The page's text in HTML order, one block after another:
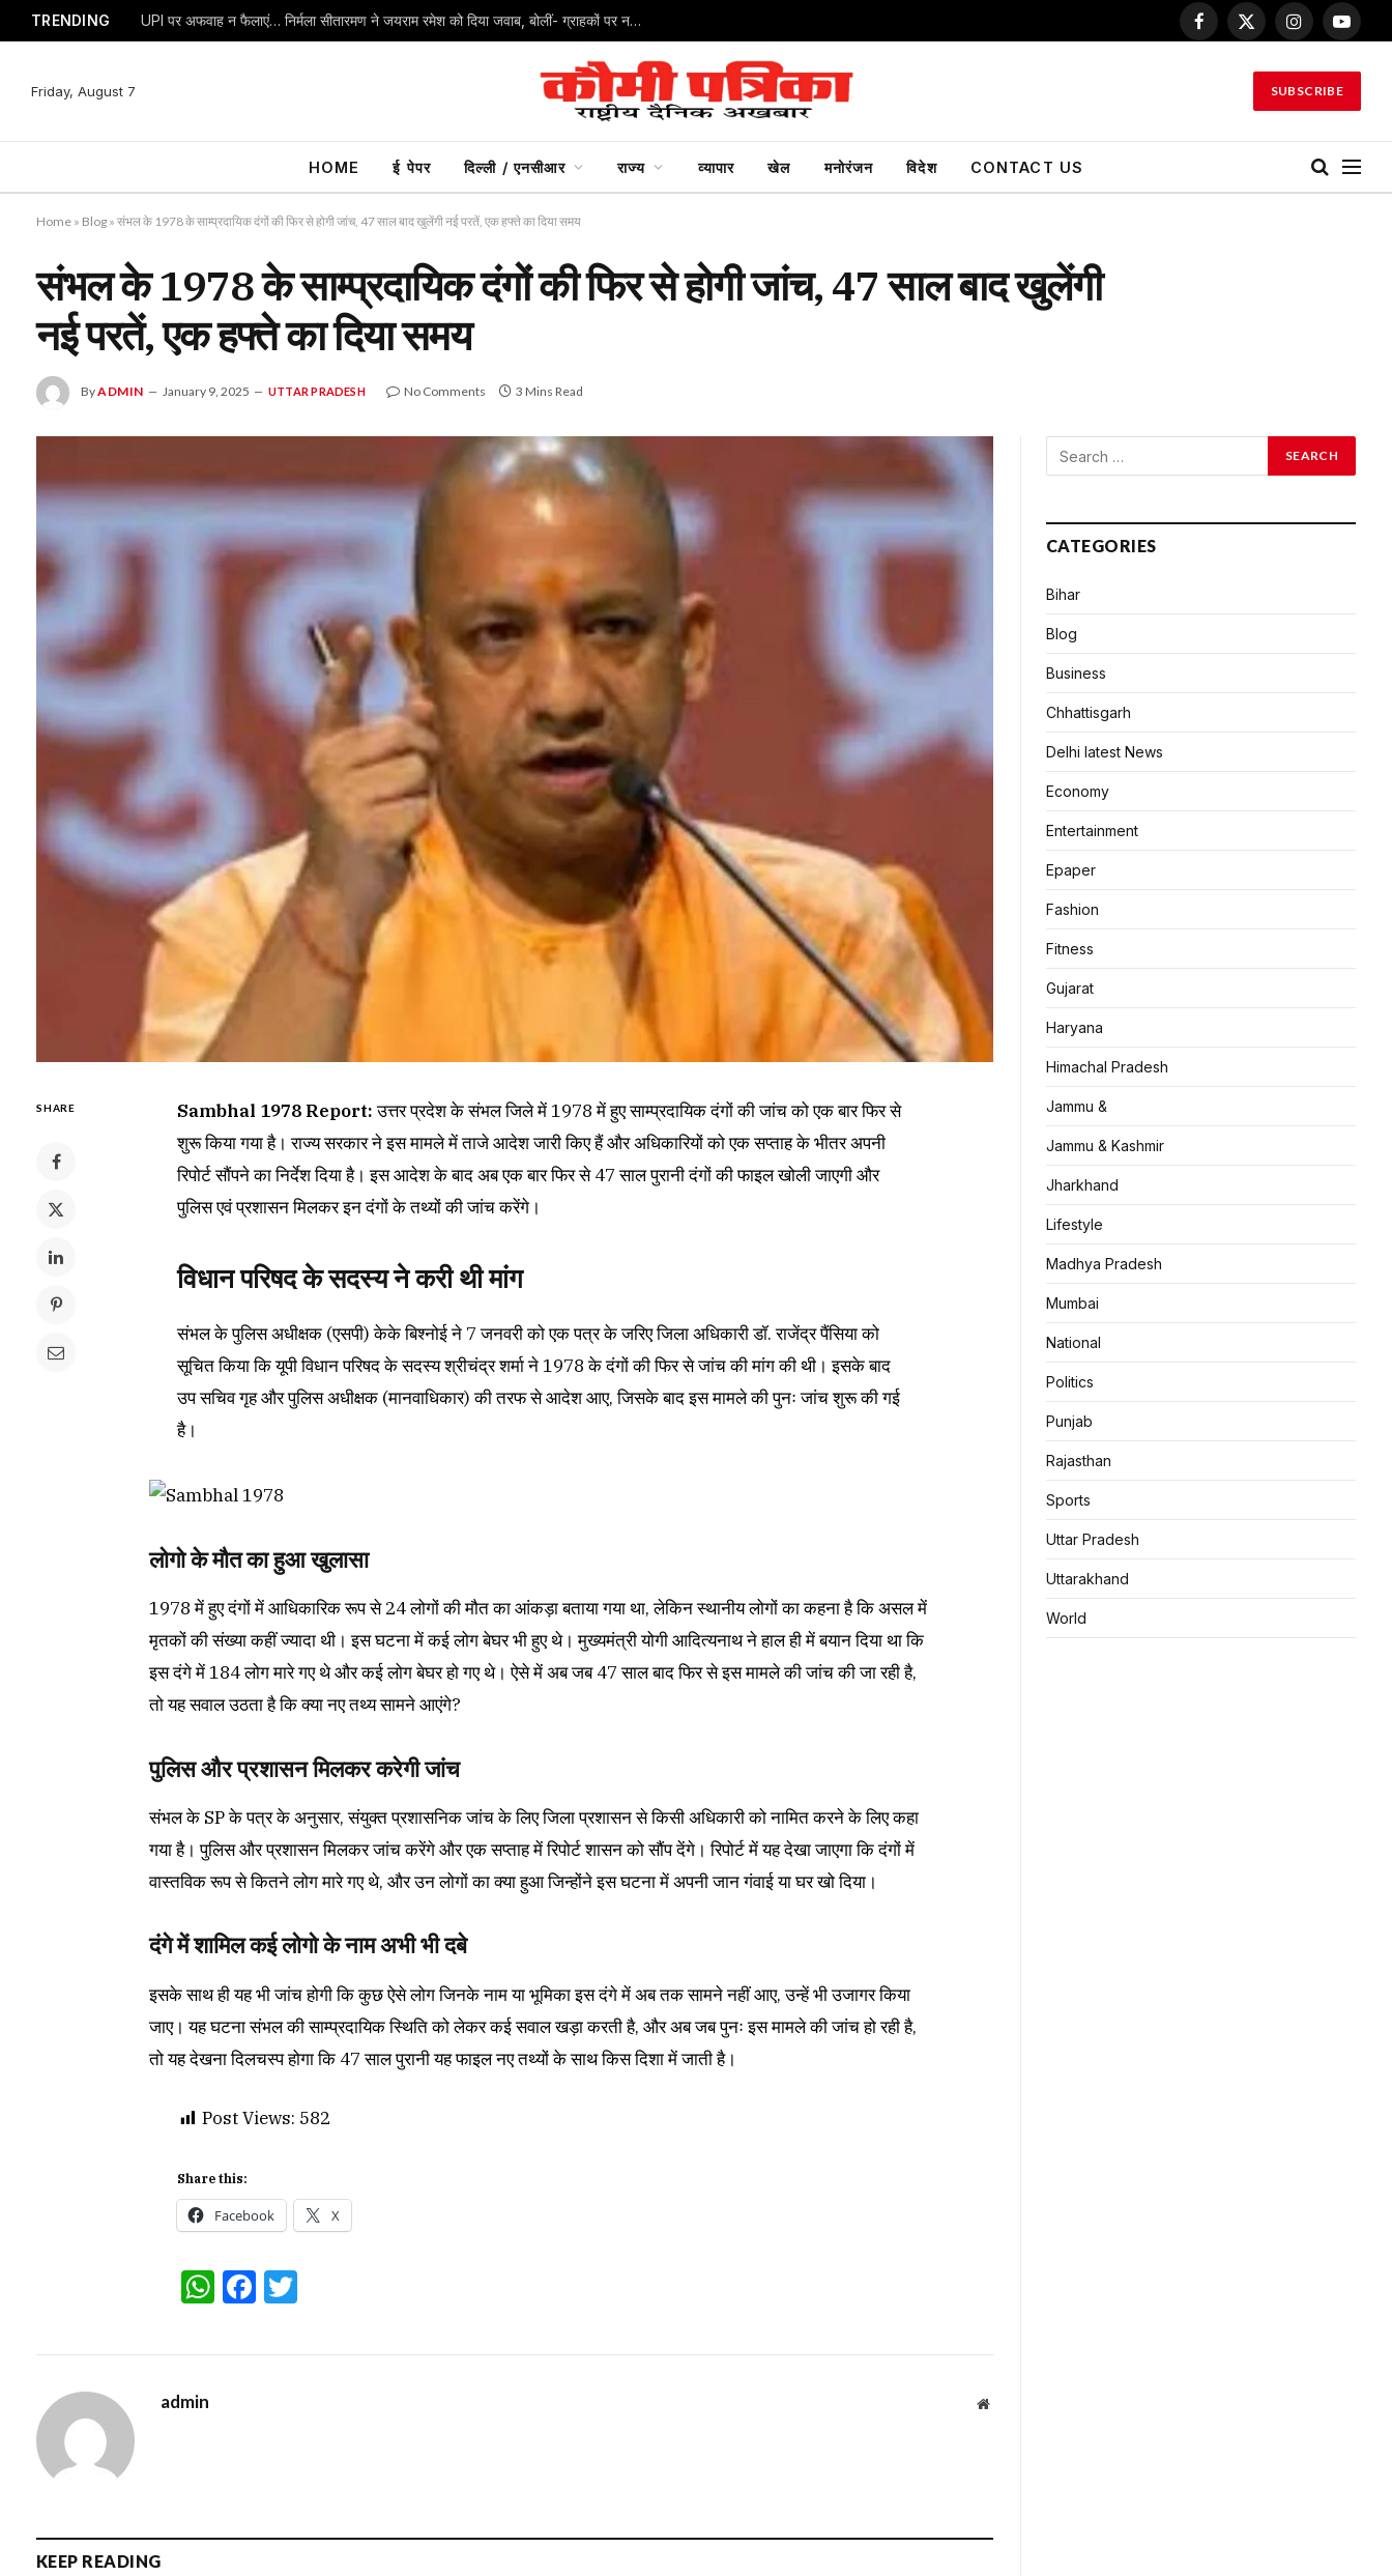
TRENDING UPI पर अफवाह न फैलाएं… निर्मला सीतारमण ने जयराम रमेश को दिया जवाब, बोलीं- ग्राहकों पर नहीं लगेगा शुल्क
Facebook
X
Instagram
Friday, August 7 SUBSCRIBE
HOME ई पेपर दिल्ली / एनसीआर राज्य व्यापार खेल मनोरंजन विदेश CONTACT US
Home » Blog » संभल के 1978 के साम्प्रदायिक दंगों की फिर से होगी जांच, 47 साल बाद खुलेंगी नई परतें, एक हफ्ते का दिया समय
संभल के 1978 के साम्प्रदायिक दंगों की फिर से होगी जांच, 47 साल बाद खुलेंगी
नई परतें, एक हफ्ते का दिया समय
ByADMIN January 9, 2025 UTTAR PRADESH No Comments 3 Mins Read
SHARE Sambhal 1978 Report:उत्तर प्रदेश के संभल जिले में 1978 में हुए साम्प्रदायिक दंगों की जांच को एक बार फिर से
शुरू किया गया है। राज्य सरकार ने इस मामले में ताजे आदेश जारी किए हैं और अधिकारियों को एक सप्ताह के भीतर अपनी
रिपोर्ट सौंपने का निर्देश दिया है। इस आदेश के बाद अब एक बार फिर से 47 साल पुरानी दंगों की फाइल खोली जाएगी और
पुलिस एवं प्रशासन मिलकर इन दंगों के तथ्यों की जांच करेंगे।
विधान परिषद के सदस्य ने करी थी मांग
संभल के पुलिस अधीक्षक (एसपी) केके बिश्नोई ने 7 जनवरी को एक पत्र के जरिए जिला अधिकारी डॉ. राजेंद्र पैंसिया को
सूचित किया कि यूपी विधान परिषद के सदस्य श्रीचंद्र शर्मा ने 1978 के दंगों की फिर से जांच की मांग की थी। इसके बाद
उप सचिव गृह और पुलिस अधीक्षक (मानवाधिकार) की तरफ से आदेश आए, जिसके बाद इस मामले की पुनः जांच शुरू की गई
है।
लोगो के मौत का हुआ खुलासा
1978 में हुए दंगों में आधिकारिक रूप से 24 लोगों की मौत का आंकड़ा बताया गया था, लेकिन स्थानीय लोगों का कहना है कि असल में
मृतकों की संख्या कहीं ज्यादा थी। इस घटना में कई लोग बेघर भी हुए थे। मुख्यमंत्री योगी आदित्यनाथ ने हाल ही में बयान दिया था कि
इस दंगे में 184 लोग मारे गए थे और कई लोग बेघर हो गए थे। ऐसे में अब जब 47 साल बाद फिर से इस मामले की जांच की जा रही है,
तो यह सवाल उठता है कि क्या नए तथ्य सामने आएंगे?
पुलिस और प्रशासन मिलकर करेगी जांच
संभल के SP के पत्र के अनुसार, संयुक्त प्रशासनिक जांच के लिए जिला प्रशासन से किसी अधिकारी को नामित करने के लिए कहा
गया है। पुलिस और प्रशासन मिलकर जांच करेंगे और एक सप्ताह में रिपोर्ट शासन को सौंप देंगे। रिपोर्ट में यह देखा जाएगा कि दंगों में
वास्तविक रूप से कितने लोग मारे गए थे, और उन लोगों का क्या हुआ जिन्होंने इस घटना में अपनी जान गंवाई या घर खो दिया।
दंगे में शामिल कई लोगो के नाम अभी भी दबे
इसके साथ ही यह भी जांच होगी कि कुछ ऐसे लोग जिनके नाम या भूमिका इस दंगे में अब तक सामने नहीं आए, उन्हें भी उजागर किया
जाए। यह घटना संभल की साम्प्रदायिक स्थिति को लेकर कई सवाल खड़ा करती है, और अब जब पुनः इस मामले की जांच हो रही है,
तो यह देखना दिलचस्प होगा कि 47 साल पुरानी यह फाइल नए तथ्यों के साथ किस दिशा में जाती है।
Post Views: 582
Share this:
Facebook X
WhatsApp
Facebook
admin Website
KEEP READING
CATEGORIES
Bihar
Blog
Business
Chhattisgarh
Delhi latest News
Economy
Entertainment
Epaper
Fashion
Fitness
Gujarat
Haryana
Himachal Pradesh
Jammu &
Jammu & Kashmir
Jharkhand
Lifestyle
Madhya Pradesh
Mumbai
National
Politics
Punjab
Rajasthan
Sports
Uttar Pradesh
Uttarakhand
World